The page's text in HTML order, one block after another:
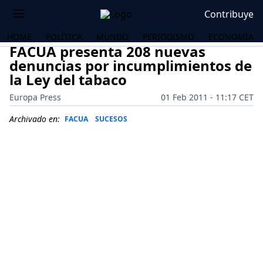
Contribuye
HOME POLÍTICA MUNDO PERIODISMO ECONOMÍA
FACUA presenta 208 nuevas
denuncias por incumplimientos de
la Ley del tabaco
Europa Press
01 Feb 2011 - 11:17 CET
Archivado en: FACUA SUCESOS